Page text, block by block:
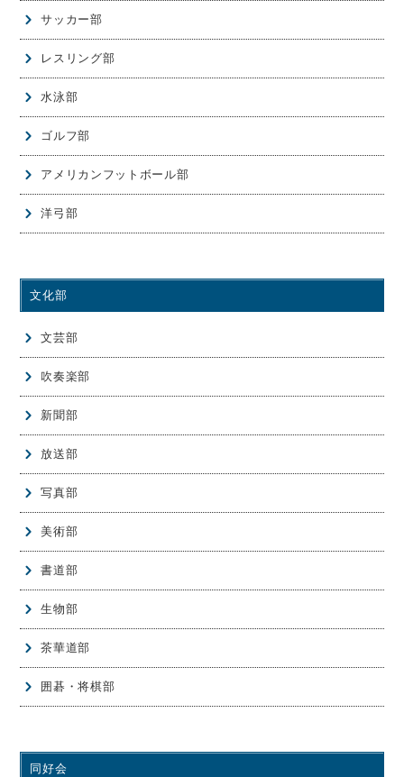
サッカー部
レスリング部
水泳部
ゴルフ部
アメリカンフットボール部
洋弓部
文化部
文芸部
吹奏楽部
新聞部
放送部
写真部
美術部
書道部
生物部
茶華道部
囲碁・将棋部
同好会